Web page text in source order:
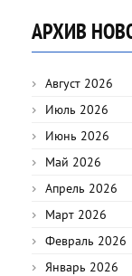
АРХИВ
Август 2026
Июль 2026
Июнь 2026
Май 2026
Апрель 2026
Март 2026
Февраль 2026
Январь 2026